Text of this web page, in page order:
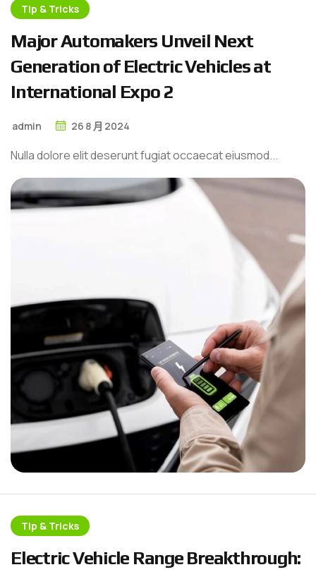
Tip & Tricks
MajorAutomakers Unveil Next
Generation of ElectricVehiclesat
International Expo 2
admin 26 8 月 2024
Nulla dolore elit deserunt fugiat occaecat eiusmod...
Tip & Tricks
ElectricVehicle Range Breakthrough: